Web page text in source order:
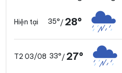
Hiện tại 35°/ 28°
T2 03/08 33°/ 27°